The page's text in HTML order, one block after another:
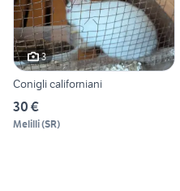
3
Conigli californiani
30 €
Melilli(SR)